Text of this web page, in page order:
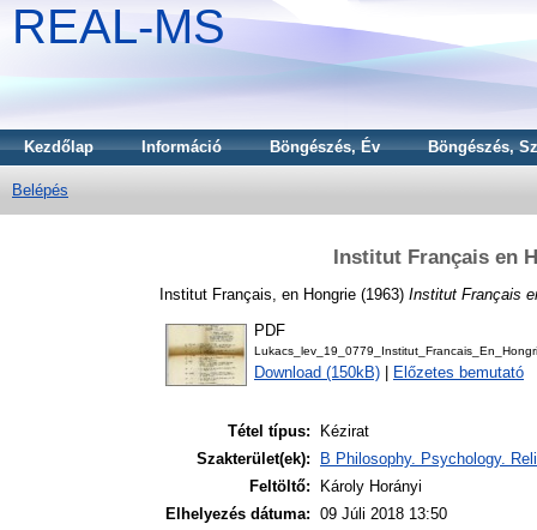
REAL-MS
Kezdőlap Információ Böngészés, Év Böngészés,
Belépés
Institut Français en
Institut Français, en Hongrie (1963) Institut Français
PDF
Download (150kB) Előzetes bemutató
Tétel típus:
Kézirat
Szakterület(ek):
B Philosophy. Psychology.
Feltöltő:
Károly Horányi
Elhelyezés dátuma: 09 Júli 2018 13:50